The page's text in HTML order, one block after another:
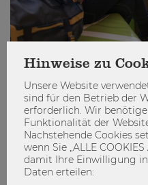
Das ist MSc
Rechnungswesen
Finanzwirtschaft und
masterprogramm
0 0
Hinweise zu
Unsere Website
sind für den Betrieb der
erforderlich. Wir
Funktionalität der
Nachstehende Cookies
wenn Sie „ALLE
damit Ihre Einwilligung
Daten erteilen: